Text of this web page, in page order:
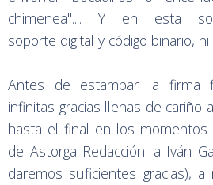
chimenea".... Y en esta
soporte digital y código binario,
Antes de estampar la firma
infinitas gracias llenas de cariño
hasta el final en los
de Astorga Redacción: a Iván
daremos suficientes gracias),